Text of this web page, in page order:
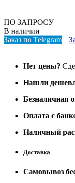
ПО ЗАПРОСУ
В наличии
Заказ по Telegram
Нет цены?
Нашли
Безналичная
Оплата с
Наличный
Доставка
Самовывоз